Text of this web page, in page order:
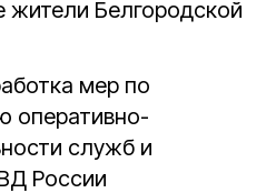
жители Белгородской
мер по
оперативно-
служб и
России